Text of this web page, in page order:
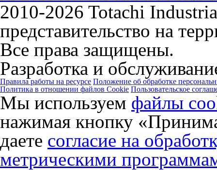
2010-2026 Totachi
представительство на
Все права защищены.
Разработка и
Правила работы на ресурсе Положение об обработке
Политика в отношении файлов Cookie Пользовательское
Мы используем файлы
нажимая кнопку
даете согласие на
метрическими